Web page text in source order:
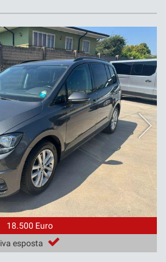
18.500 Euro
iva esposta